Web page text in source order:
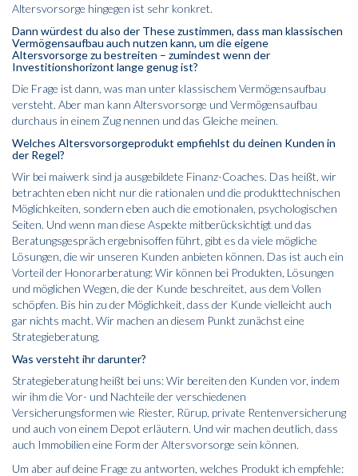
Altersvorsorge hingegen ist sehr konkret.
Dann würdest du also der These zustimmen, dass man klassischen
Vermögensaufbau auch nutzen kann, um die eigene
Altersvorsorge zu bestreiten – zumindest wenn der
Investitionshorizont lange genug ist?
Die Frage ist dann, was man unter klassischem Vermögensaufbau
versteht. Aber man kann Altersvorsorge und Vermögensaufbau
durchaus in einem Zug nennen und das Gleiche meinen.
Welches Altersvorsorgeprodukt empfiehlst du deinen Kunden in
der Regel?
Wir bei maiwerk sind ja ausgebildete Finanz-Coaches. Das heißt, wir
betrachten eben nicht nur die rationalen und die produkttechnischen
Möglichkeiten, sondern eben auch die emotionalen, psychologischen
Seiten. Und wenn man diese Aspekte mitberücksichtigt und das
Beratungsgespräch ergebnisoffen führt, gibt es da viele mögliche
Lösungen, die wir unseren Kunden anbieten können. Das ist auch ein
Vorteil der Honorarberatung: Wir können bei Produkten, Lösungen
und möglichen Wegen, die der Kunde beschreitet, aus dem Vollen
schöpfen. Bis hin zu der Möglichkeit, dass der Kunde vielleicht auch
gar nichts macht. Wir machen an diesem Punkt zunächst eine
Strategieberatung.
Was versteht ihr darunter?
Strategieberatung heißt bei uns: Wir bereiten den Kunden vor, indem
wir ihm die Vor- und Nachteile der verschiedenen
Versicherungsformen wie Riester, Rürup, private Rentenversicherung
und auch von einem Depot erläutern. Und wir machen deutlich, dass
auch Immobilien eine Form der Altersvorsorge sein können.
Um aber auf deine Frage zu antworten, welches Produkt ich empfehle: